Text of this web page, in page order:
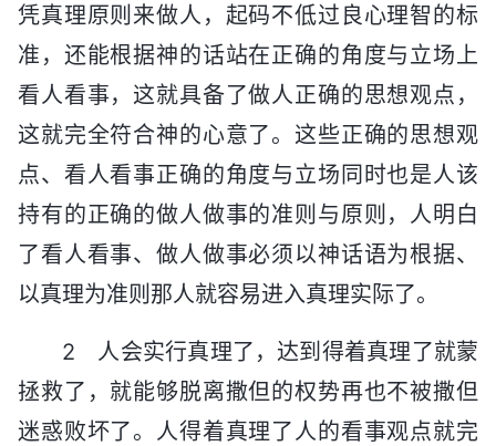
凭真理原则来做人，起码不低过良心理智的标
准，还能根据神的话站在正确的角度与立场上
看人看事，这就具备了做人正确的思想观点，
这就完全符合神的心意了。这些正确的思想观
点、看人看事正确的角度与立场同时也是人该
持有的正确的做人做事的准则与原则，人明白
了看人看事、做人做事必须以神话语为根据、
以真理为准则那人就容易进入真理实际了。
2 人会实行真理了，达到得着真理了就蒙
拯救了，就能够脱离撒但的权势再也不被撒但
迷惑败坏了。人得着真理了人的看事观点就完